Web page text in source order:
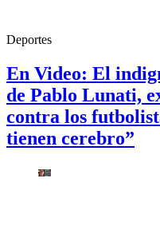
Deportes
En Video: El
de Pablo Lunati,
contra los
tienen cerebro”